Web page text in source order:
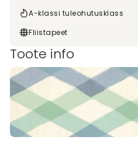
A-klassi tuleohutusklass
Fliistapeet
Toote info